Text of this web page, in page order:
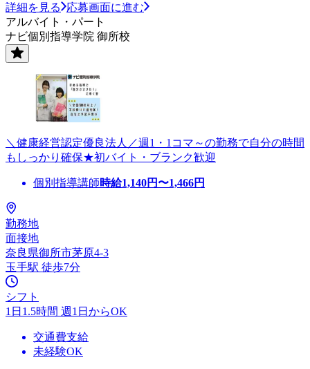
詳細を見る
応募画面に進む
アルバイト・パート
ナビ個別指導学院 御所校
＼健康経営認定優良法人／週1・1コマ～の勤務で自分の時間
もしっかり確保★初バイト・ブランク歓迎
個別指導講師時給1,140円〜1,466円
勤務地
面接地
奈良県御所市茅原4-3
玉手駅 徒歩7分
シフト
1日1.5時間 週1日からOK
交通費支給
未経験OK